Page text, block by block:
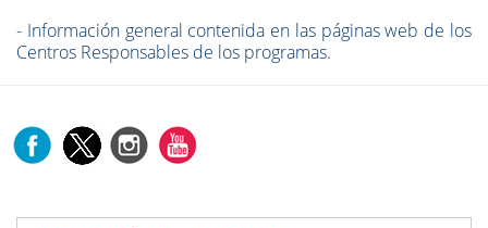
- Información general contenida en las páginas web de los
Centros Responsables de los programas.